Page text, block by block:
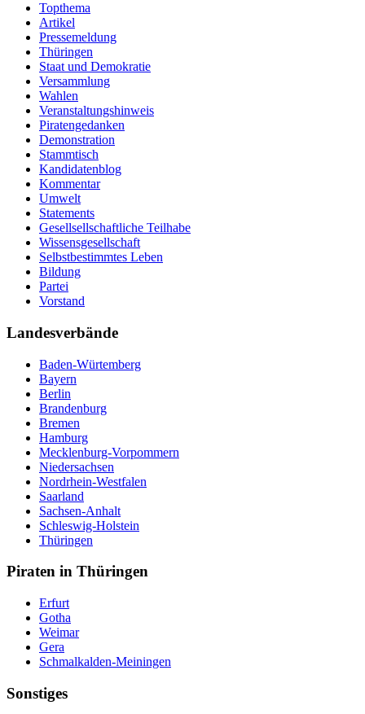
Topthema
Artikel
Pressemeldung
Thüringen
Staat und Demokratie
Versammlung
Wahlen
Veranstaltungshinweis
Piratengedanken
Demonstration
Stammtisch
Kandidatenblog
Kommentar
Umwelt
Statements
Gesellsellschaftliche Teilhabe
Wissensgesellschaft
Selbstbestimmtes Leben
Bildung
Partei
Vorstand
Landesverbände
Baden-Würtemberg
Bayern
Berlin
Brandenburg
Bremen
Hamburg
Mecklenburg-Vorpommern
Niedersachsen
Nordrhein-Westfalen
Saarland
Sachsen-Anhalt
Schleswig-Holstein
Thüringen
Piraten in Thüringen
Erfurt
Gotha
Weimar
Gera
Schmalkalden-Meiningen
Sonstiges